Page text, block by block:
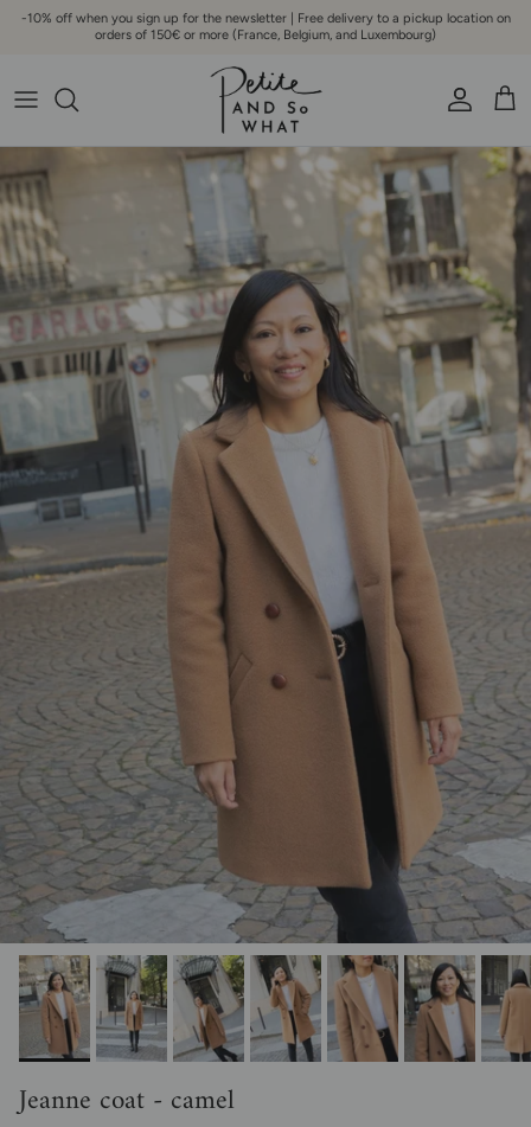
Go to content
-10% off when you sign up for the newsletter | Free delivery to a pickup location on
orders of 150€ or more (France, Belgium, and Luxembourg)
Account
Skip to product information
Jeanne coat - camel